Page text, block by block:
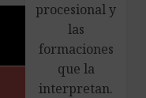
procesional y
las
formaciones
que la
interpretan.